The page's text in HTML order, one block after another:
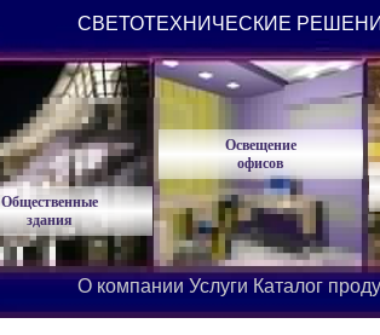
СВЕТОТЕХНИЧЕСКИЕ
Общественные
здания
Освещение
офисов
О компании Услуги Каталог